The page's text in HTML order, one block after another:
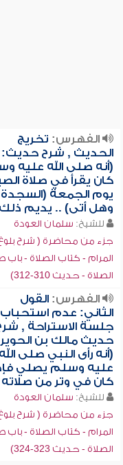
الفهرس: تخريج
الحديث , شرح حديث:
(أنه صلى الله عليه
كان يقرأ في صلاة
يوم الجمعة (السجدة
وهل أتى) .. يديم
للشيخ: سلمان العودة
جزء من محاضرة ( شرح
المرام - كتاب الصلاة - باب
الصلاة - حديث 310-312)
الفهرس:القول
الثاني: عدم استحباب
جلسة الاستراحة ,
حديث مالك بن
(أنه رأى النبي صلى الله
عليه وسلم يصلي
كان في وتر من
للشيخ: سلمان العودة
جزء من محاضرة ( شرح
المرام - كتاب الصلاة - باب
الصلاة - حديث 323-324)